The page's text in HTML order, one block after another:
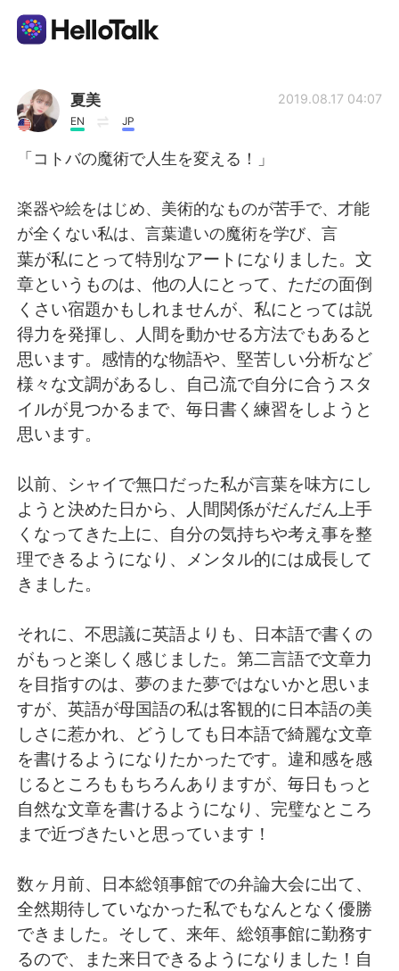
Dil Değişimi Uygulaması
AI Grammar Checker
English 简体中文
繁體中文 Español
العربية Français
Deutsch 日本語
ไทย Indonesia
Italiano Tiếng Việt
Português
夏美
EN JP
2019.08.17 04:07
「コトバの魔術で人生を変える！」
楽器や絵をはじめ、美術的なものが苦手で、才能
が全くない私は、言葉遣いの魔術を学び、言
葉が私にとって特別なアートになりました。文
章というものは、他の人にとって、ただの面倒
くさい宿題かもしれませんが、私にとっては説
得力を発揮し、人間を動かせる方法でもあると
思います。感情的な物語や、堅苦しい分析など
様々な文調があるし、自己流で自分に合うスタ
イルが見つかるまで、毎日書く練習をしようと
思います。
以前、シャイで無口だった私が言葉を味方にし
ようと決めた日から、人間関係がだんだん上手
くなってきた上に、自分の気持ちや考え事を整
理できるようになり、メンタル的には成長して
きました。
それに、不思議に英語よりも、日本語で書くの
がもっと楽しく感じました。第二言語で文章力
を目指すのは、夢のまた夢ではないかと思いま
すが、英語が母国語の私は客観的に日本語の美
しさに惹かれ、どうしても日本語で綺麗な文章
を書けるようになりたかったです。違和感を感
じるところももちろんありますが、毎日もっと
自然な文章を書けるようになり、完璧なところ
まで近づきたいと思っています！
数ヶ月前、日本総領事館での弁論大会に出て、
全然期待していなかった私でもなんとなく優勝
できました。そして、来年、総領事館に勤務す
るので、また来日できるようになりました！自